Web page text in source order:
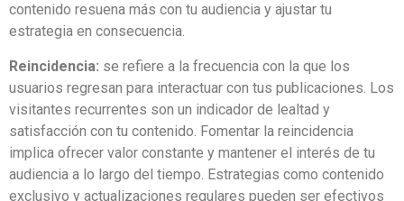
contenido resuena más con tu audiencia y ajustar tu
estrategia en consecuencia.
Reincidencia: se refiere a la frecuencia con la que los
usuarios regresan para interactuar con tus publicaciones. Los
visitantes recurrentes son un indicador de lealtad y
satisfacción con tu contenido. Fomentar la reincidencia
implica ofrecer valor constante y mantener el interés de tu
audiencia a lo largo del tiempo. Estrategias como contenido
exclusivo y actualizaciones regulares pueden ser efectivos